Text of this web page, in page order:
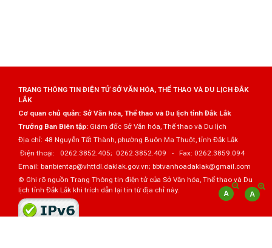
TRANG THÔNG TIN ĐIỆN TỬ SỞ VĂN HÓA, THỂ THAO VÀ DU LỊCH ĐẮK
LẮK
Cơ quan chủ quản: Sở Văn hóa, Thể thao và Du lịch tỉnh Đắk Lắk
Trưởng Ban Biên tập: Giám đốc Sở Văn hóa, Thể thao và Du lịch
Địa chỉ: 48 Nguyễn Tất Thành, phường Buôn Ma Thuột, tỉnh Đắk Lắk
Điện thoại: 0262.3852.405; 0262.3852.409 - Fax: 0262.3859.094
Email: banbientap@vhttdl.daklak.gov.vn; bbtvanhoadaklak@gmail.com
© Ghi rõ nguồn Trang Thông tin điện tử của Sở Văn hóa, Thể thao và Du
lịch tỉnh Đắk Lắk khi trích dẫn lại tin từ địa chỉ này.